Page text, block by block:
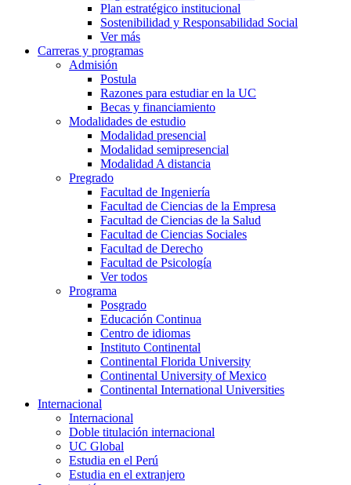
Plan estratégico institucional
Sostenibilidad y Responsabilidad Social
Ver más
Carreras y programas
Admisión
Postula
Razones para estudiar en la UC
Becas y financiamiento
Modalidades de estudio
Modalidad presencial
Modalidad semipresencial
Modalidad A distancia
Pregrado
Facultad de Ingeniería
Facultad de Ciencias de la Empresa
Facultad de Ciencias de la Salud
Facultad de Ciencias Sociales
Facultad de Derecho
Facultad de Psicología
Ver todos
Programa
Posgrado
Educación Continua
Centro de idiomas
Instituto Continental
Continental Florida University
Continental University of Mexico
Continental International Universities
Internacional
Internacional
Doble titulación internacional
UC Global
Estudia en el Perú
Estudia en el extranjero